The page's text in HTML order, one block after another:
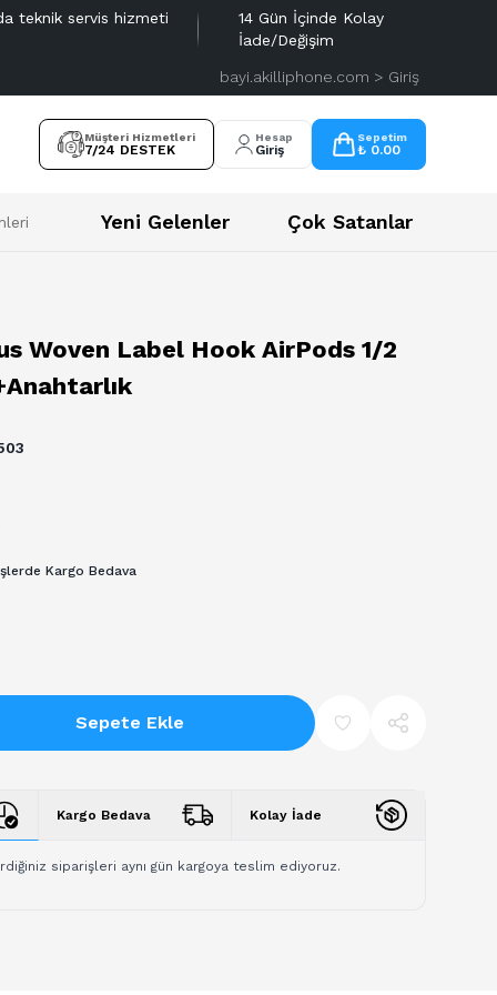
teknik servis hizmeti
14 Gün İçinde Kolay
İade/Değişim
bayi.akilliphone.com > Giriş
Müşteri Hizmetleri
7/24 DESTEK
Hesap
Giriş
Sepetim
₺ 0.00
Yeni Gelenler Çok Satanlar
Woven Label Hook AirPods 1/2
Kargo Bedava
Sepete Ekle
Kargo Bedava Kolay İade
siparişleri aynı gün kargoya teslim ediyoruz.